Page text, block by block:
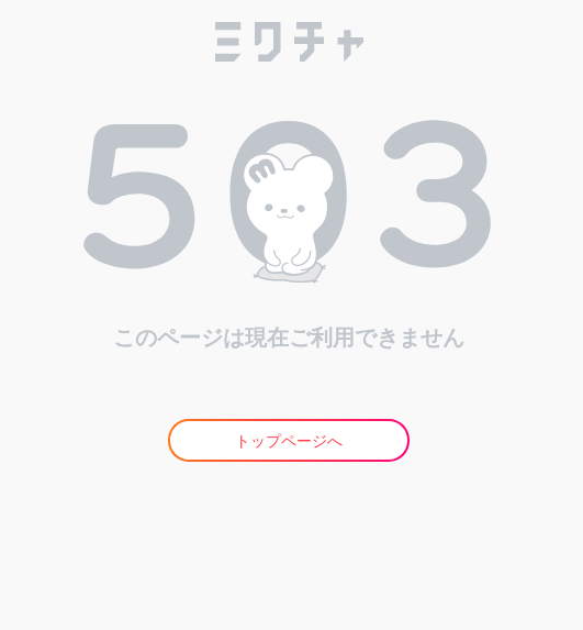
このページは現在ご利用できません